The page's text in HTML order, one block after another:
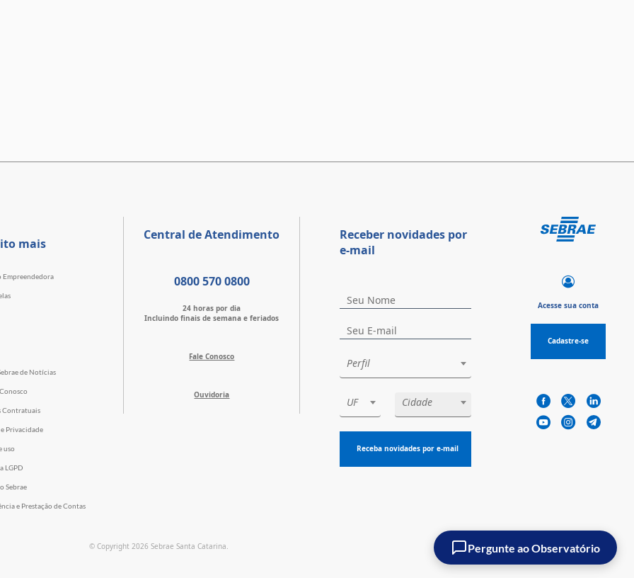
Pergunte ao Observatório
mais
Empreendedora
de Notícias
Contratuais
Privacidade
uso
LGPD
Sebrae
e Prestação de Contas
Central de Atendimento
0800 570 0800
24 horas por dia
Incluindo finais de semana e feriados
Fale Conosco
Ouvidoria
Receber novidades por
e-mail
Perfil
UF Cidade
Receba novidades por e-mail
Acesse sua conta
Cadastre-se
© Copyright 2026 Sebrae Santa Catarina.